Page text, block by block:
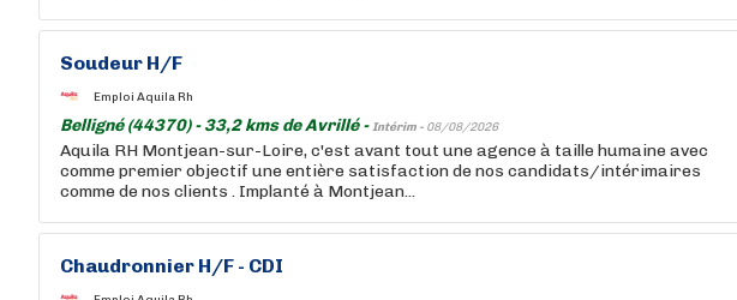
Soudeur H/F
Emploi Aquila Rh
Belligné (44370) - 33,2 kms de Avrillé -Intérim - 08/08/2026
Aquila RH Montjean-sur-Loire, c'est avant tout une agence à taille humaine avec
comme premier objectif une entière satisfaction de nos candidats/intérimaires
comme de nos clients . Implanté à Montjean...
Chaudronnier H/F - CDI